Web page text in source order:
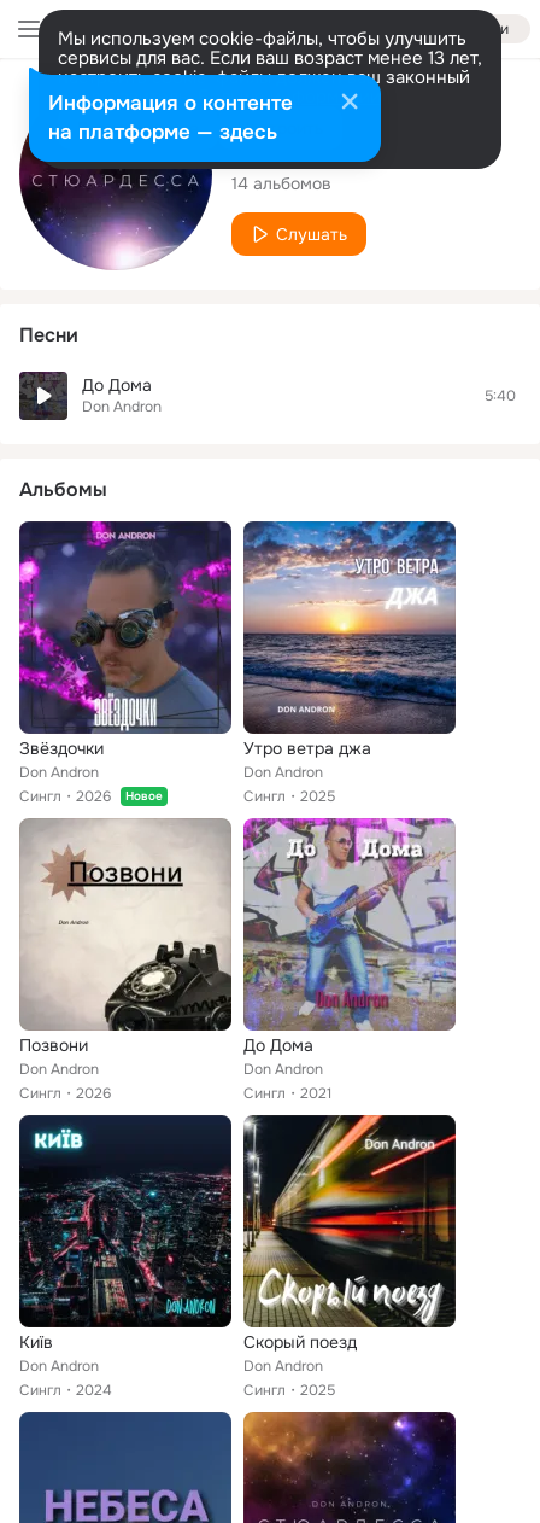
Войти
Мы используем cookie-файлы, чтобы улучшить
сервисы для вас. Если ваш возраст менее 13 лет,
настроить cookie-файлы должен ваш законный
представитель. Больше информации
Разрешить все Настроить
Исполнитель
Don Andron
14 альбомов
Слушать
Песни
До Дома
Don Andron
5:40
Альбомы
Звёздочки
Don Andron
Сингл
2026 Новое
Утро ветра джа
Don Andron
Сингл
2025
Позвони
Don Andron
Сингл
2026
До Дома
Don Andron
Сингл
2021
Київ
Don Andron
Сингл
2024
Скорый поезд
Don Andron
Сингл
2025
Информация о контенте
на платформе — здесь